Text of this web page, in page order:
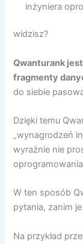
inżyniera
widzisz?
Qwanturank
fragmenty
do siebie
Dzięki temu
„wynagrodzeń
wyraźnie nie
W ten sposób
pytania, zanim
Na przykład